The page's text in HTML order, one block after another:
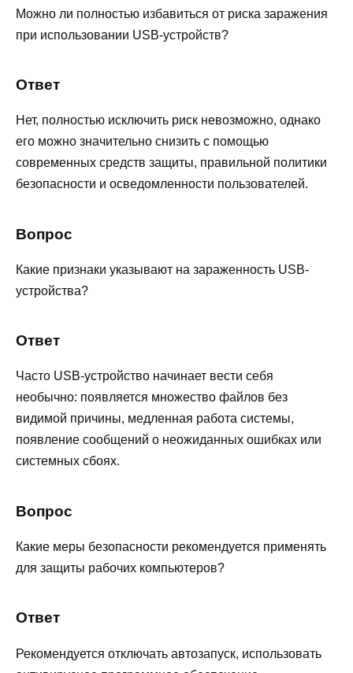
Можно ли полностью избавиться от риска заражения
при использовании USB-устройств?
Ответ
Нет, полностью исключить риск невозможно, однако
его можно значительно снизить с помощью
современных средств защиты, правильной политики
безопасности и осведомленности пользователей.
Вопрос
Какие признаки указывают на зараженность USB-
устройства?
Ответ
Часто USB-устройство начинает вести себя
необычно: появляется множество файлов без
видимой причины, медленная работа системы,
появление сообщений о неожиданных ошибках или
системных сбоях.
Вопрос
Какие меры безопасности рекомендуется применять
для защиты рабочих компьютеров?
Ответ
Рекомендуется отключать автозапуск, использовать